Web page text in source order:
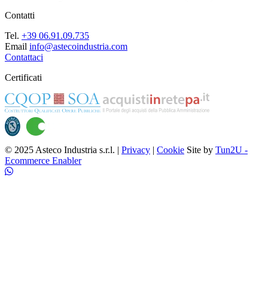
Contatti
Tel. +39 06.91.09.735
Email info@astecoindustria.com
Contattaci
Certificati
© 2025 Asteco Industria s.r.l. | Privacy | Cookie Site by Tun2U -
Ecommerce Enabler